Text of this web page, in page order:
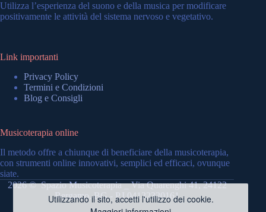
Utilizza l’esperienza del suono e della musica per modificare
positivamente le attività del sistema nervoso e vegetativo.
Link importanti
Privacy Policy
Termini e Condizioni
Blog e Consigli
Musicoterapia online
Il metodo offre a chiunque di beneficiare della musicoterapia,
con strumenti online innovativi, semplici ed efficaci, ovunque
siate.
2026 © Spazio Musicoterapia _ Via Quarenghi 41, 24122
Bergamo, BG - P.I.04132320161
Utilizzando il sito, accetti l'utilizzo dei cookie.